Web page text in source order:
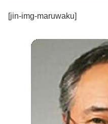
[jin-img-maruwaku]